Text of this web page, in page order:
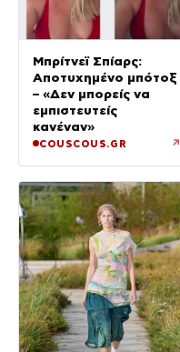
Μπρίτνεϊ Σπίαρς:
Αποτυχημένο μπότοξ
– «Δεν μπορείς να
εμπιστευτείς
κανέναν»
COUSCOUS.GR ↗